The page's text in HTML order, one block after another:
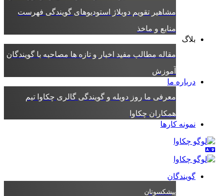
مشاهیر تقویم دوبلاژ استودیوهای گویندگی فهرست
منابع و ماخذ
بلاگ
مقاله مطالب مفید اخبار و تازه ها مصاحبه با گویندگان
آموزش
درباره ما
معرفی ما روز دوبله و گویندگی گالری چکاوا تیم
همکاران چکاوا
نمونه کارها
گویندگان
پیشکسوتان